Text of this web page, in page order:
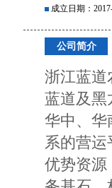
成立日期：
公司简介
浙江蓝道
蓝道及黑
华中、华
系的营
优势资源